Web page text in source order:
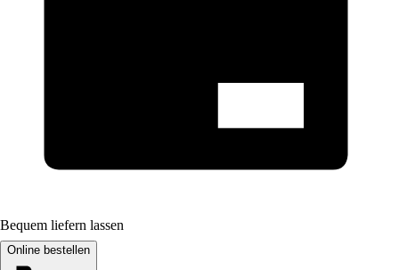
Bequem liefern lassen
Online bestellen